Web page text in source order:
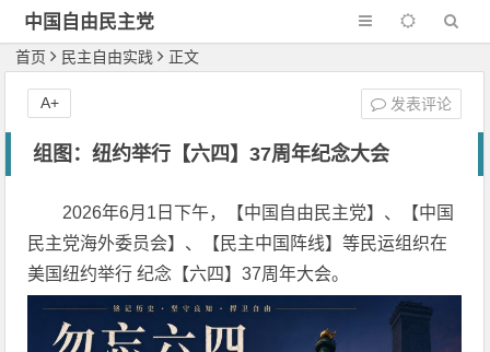
中国自由民主党
首页 民主自由实践 正文
组图：纽约举行【六四】37周年纪念大会
2026年6月1日下午，【中国自由民主党】、【中国
民主党海外委员会】、【民主中国阵线】等民运组织在
美国纽约举行 纪念【六四】37周年大会。
发表评论
A+